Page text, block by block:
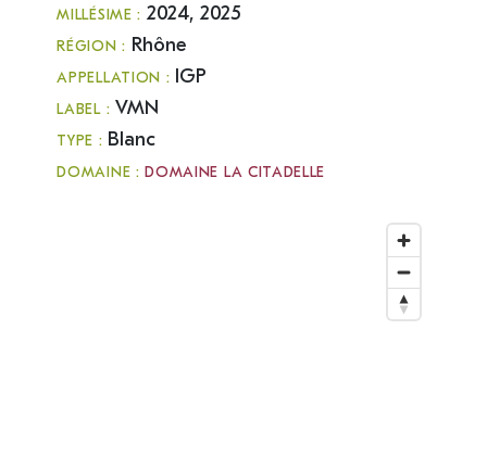
MILLÉSIME : 2024, 2025
RÉGION : Rhône
APPELLATION : IGP
LABEL : VMN
TYPE : Blanc
DOMAINE :DOMAINE LA CITADELLE